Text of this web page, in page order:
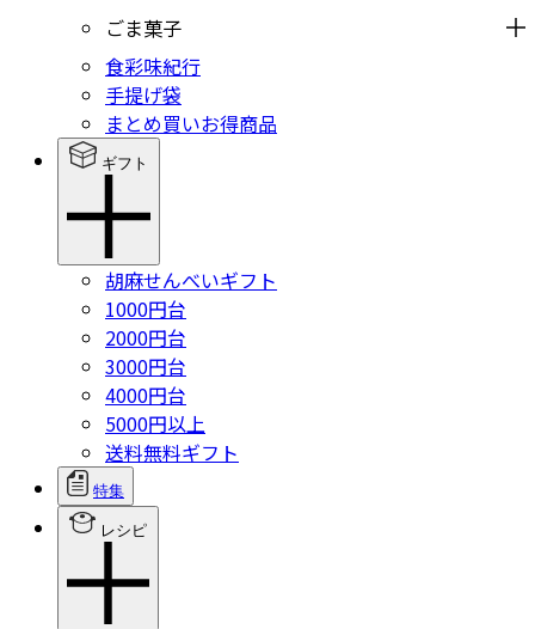
ごま菓子
食彩味紀行
手提げ袋
まとめ買いお得商品
ギフト
胡麻せんべいギフト
1000円台
2000円台
3000円台
4000円台
5000円以上
送料無料ギフト
特集
レシピ